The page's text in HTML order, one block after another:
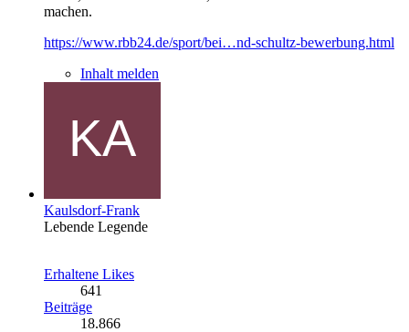
machen.
https://www.rbb24.de/sport/bei…nd-schultz-bewerbung.html
Inhalt melden
Kaulsdorf-Frank
Lebende Legende
Erhaltene Likes
641
Beiträge
18.866